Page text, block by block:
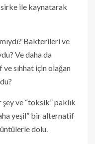
sirke ile kaynatarak
Bakterileri ve
Ve daha da
sıhhat için olağan
ve “toksik” paklık
yeşil” bir alternatif
dolu.